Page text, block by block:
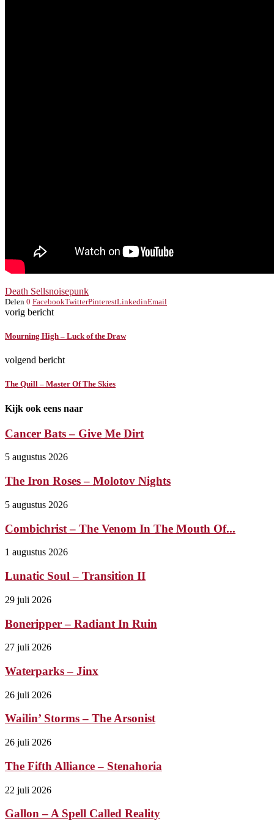
Death Sellsnoisepunk
Delen 0 FacebookTwitterPinterestLinkedinEmail
vorig bericht
Mourning High – Luck of the Draw
volgend bericht
The Quill – Master Of The Skies
Kijk ook eens naar
Cancer Bats – Give Me Dirt
5 augustus 2026
The Iron Roses – Molotov Nights
5 augustus 2026
Combichrist – The Venom In The Mouth Of...
1 augustus 2026
Lunatic Soul – Transition II
29 juli 2026
Boneripper – Radiant In Ruin
27 juli 2026
Waterparks – Jinx
26 juli 2026
Wailin’ Storms – The Arsonist
26 juli 2026
The Fifth Alliance – Stenahoria
22 juli 2026
Gallon – A Spell Called Reality